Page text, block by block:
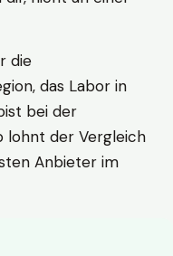
die
das Labor in
bei der
lohnt der Vergleich
Anbieter im